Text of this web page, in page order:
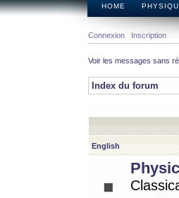
HOME
Connexion Inscription
Voir les messages sans
Index du forum
English